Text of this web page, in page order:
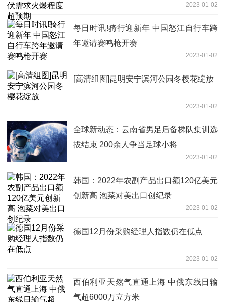
2023-01-02
每日时讯!骑行迎新年 中国怒江自行车跨
年邀请赛鸣枪开赛
2023-01-02
[高清组图]昆明安宁滨河公园冬樱花绽放
2023-01-02
全球新动态：云南省男足后备梯队集训选
拔结束 200余人争当足球小将
2023-01-02
韩国：2022年农副产品出口额120亿美元
创新高 泡菜对美出口创纪录
2023-01-02
德国12月份采购经理人指数仍在低点
2023-01-02
西伯利亚天然气直通上海 中俄东线日输
气超6000万立方米